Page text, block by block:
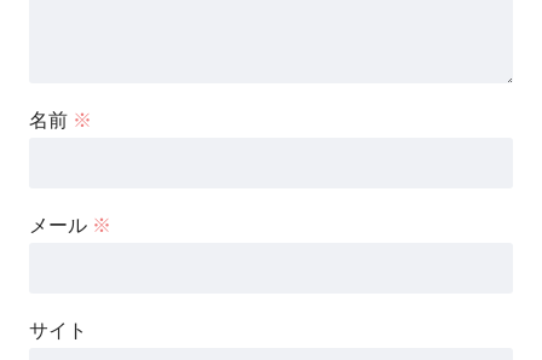
名前 ※
メール ※
サイト